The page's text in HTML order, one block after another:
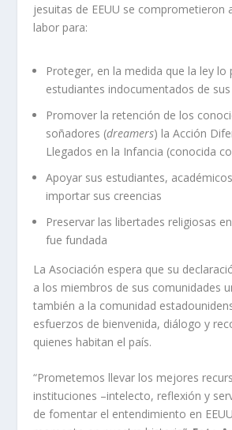
jesuitas de EEUU se comprometieron
labor para:
Proteger, en la medida que la ley lo
estudiantes indocumentados de
Promover la retención de los
soñadores (dreamers) la Acción
Llegados en la Infancia (conocida
Apoyar sus estudiantes,
importar sus creencias
Preservar las libertades religiosas
fue fundada
La Asociación espera que su
a los miembros de sus comunidades
también a la comunidad
esfuerzos de bienvenida, diálogo y
quienes habitan el país.
“Prometemos llevar los mejores
instituciones –intelecto, reflexión y
de fomentar el entendimiento en